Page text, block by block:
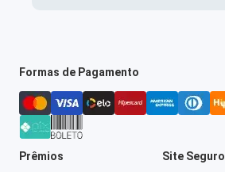
Formas de Pagamento
Prêmios Site Seguro